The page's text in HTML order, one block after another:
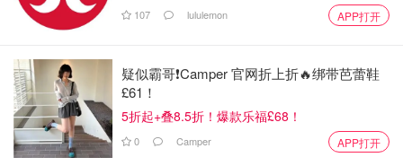
107 lululemon APP打开
疑似霸哥❗️Camper 官网折上折🔥绑带芭蕾鞋
£61！
5折起+叠8.5折！爆款乐福£68！
0 Camper APP打开